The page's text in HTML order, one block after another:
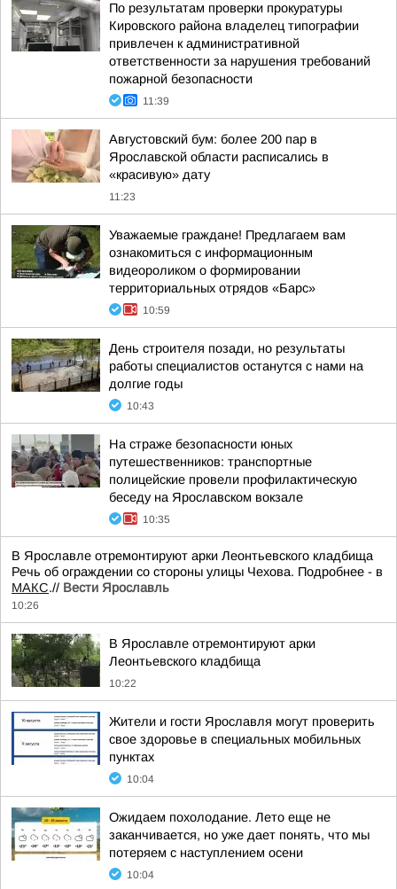
По результатам проверки прокуратуры
Кировского района владелец типографии
привлечен к административной
ответственности за нарушения требований
пожарной безопасности
11:39
Августовский бум: более 200 пар в
Ярославской области расписались в
«красивую» дату
11:23
Уважаемые граждане! Предлагаем вам
ознакомиться с информационным
видеороликом о формировании
территориальных отрядов «Барс»
10:59
День строителя позади, но результаты
работы специалистов останутся с нами на
долгие годы
10:43
На страже безопасности юных
путешественников: транспортные
полицейские провели профилактическую
беседу на Ярославском вокзале
10:35
В Ярославле отремонтируют арки Леонтьевского кладбища
Речь об ограждении со стороны улицы Чехова. Подробнее - в
МАКС.// Вести Ярославль
10:26
В Ярославле отремонтируют арки
Леонтьевского кладбища
10:22
Жители и гости Ярославля могут проверить
свое здоровье в специальных мобильных
пунктах
10:04
Ожидаем похолодание. Лето еще не
заканчивается, но уже дает понять, что мы
потеряем с наступлением осени
10:04